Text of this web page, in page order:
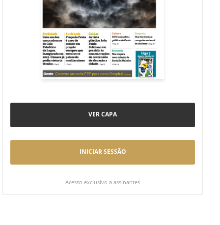
VER CAPA
INICIAR SESSÃO
Acesso exclusivo a assinantes